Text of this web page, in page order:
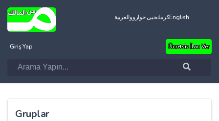
العربيةکرمانجیی خوارووEnglish
Giriş Yap Ücretsiz İlan Ver
Gruplar